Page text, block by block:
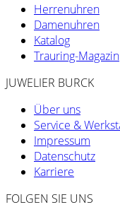
Herrenuhren
Damenuhren
Katalog
Trauring-Magazin
JUWELIER BURCK
Über uns
Service &
Impressum
Datenschutz
Karriere
FOLGEN SIE UNS